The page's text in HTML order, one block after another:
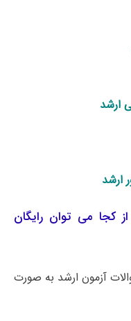
ارشد
ارشد
کجا می توان رایگان
آزمون ارشد به صورت